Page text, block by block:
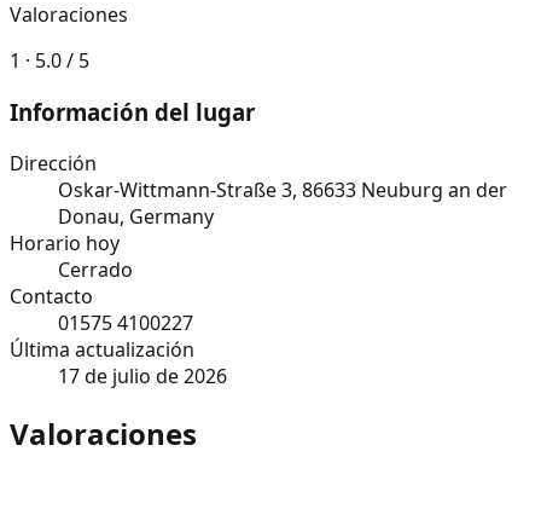
Valoraciones
1 · 5.0 / 5
Información del lugar
Dirección
Oskar-Wittmann-Straße 3, 86633 Neuburg an der
Donau, Germany
Horario hoy
Cerrado
Contacto
01575 4100227
Última actualización
17 de julio de 2026
Valoraciones